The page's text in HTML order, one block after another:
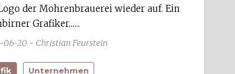
der Mohrenbrauerei wieder auf. Ein
Grafiker......
06-20 - Christian Feurstein
Unternehmen